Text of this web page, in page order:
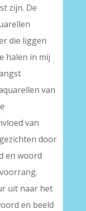
zijn. De
die liggen
halen in mij
van
van
door
en woord
uit naar het
en beeld